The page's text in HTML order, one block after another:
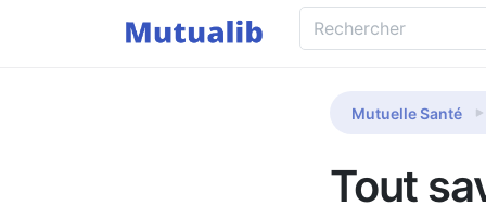
Mutuelle Santé
Tout